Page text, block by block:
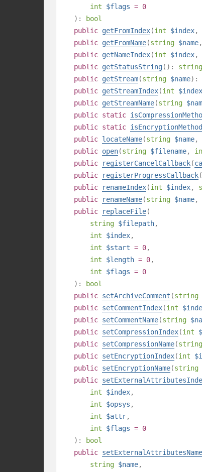
int
$flags = 0
):
bool
public getFromIndex(int $index,
public getFromName(string $name,
public getNameIndex(int $index,
public getStatusString(): string
public getStream(string $name):
public getStreamIndex(int $index
public getStreamName(string
public static
public static
public locateName(string $name,
public open(string $filename,
public
registerCancelCallback(
public
registerProgressCallback(
public
renameIndex(int $index,
public
renameName(string $name,
public
replaceFile(
string $filepath,
int
$index,
int
$start = 0,
int
$length = 0,
int
$flags = 0
):
bool
public setArchiveComment (string
public setCommentIndex(int
public setCommentName(string
public setCompressionIndex(int
public setCompressionName(string
public setEncryptionIndex(int
public setEncryptionName(string
public
int
$index,
int
$opsys ,
int
$attr,
int
$flags = 0
):
bool
public setExternalAttributesName
string $name,